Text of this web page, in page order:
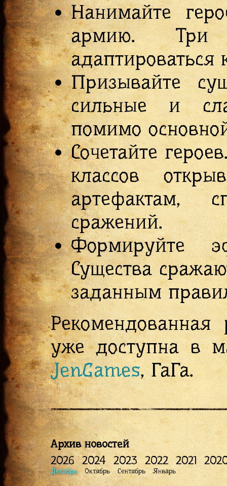
Нанимайте
армию. Три
Призывайте
сильные и
помимо
Сочетайте
классов
артефактам,
сражений.
Формируйте
Существа
заданным
уже доступна в
JenGames, ГаГа.
Архив новостей
2026 2024 2023 2022 2021
Декабрь Октябрь Сентябрь Январь